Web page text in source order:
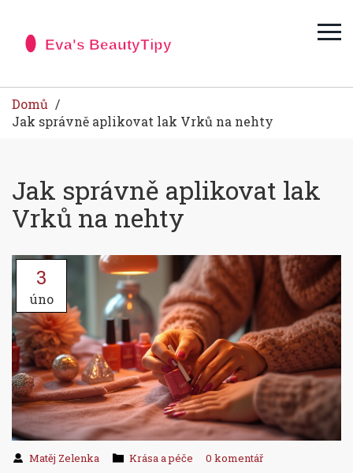
Domů
Jak správně aplikovat lak Vrků na nehty
Jak správně aplikovat lak
Vrků na nehty
3
úno
Matěj Zelenka Krása a péče 0 komentář